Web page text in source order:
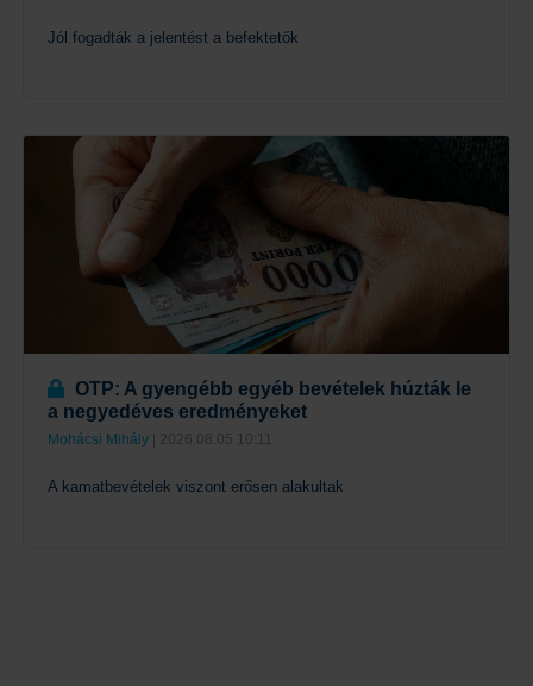
Jól fogadták a jelentést a befektetők
OTP: A gyengébb egyéb bevételek húzták le
a negyedéves eredményeket
Mohácsi Mihály | 2026.08.05 10:11
A kamatbevételek viszont erősen alakultak